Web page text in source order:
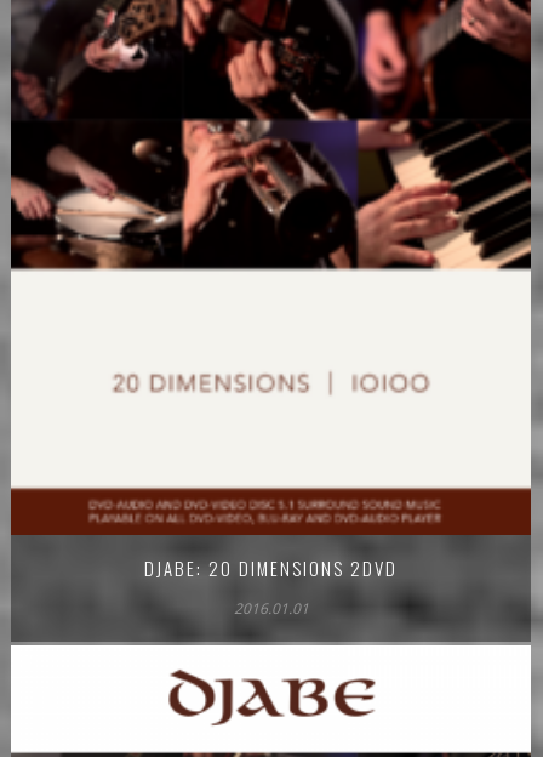
DJABE: 20 DIMENSIONS 2DVD
2016.01.01